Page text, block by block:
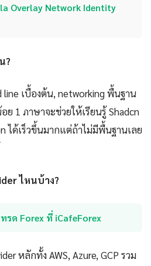
Overlay Network Identity
?
line เบื้องต้น, networking พื้นฐาน
1 ภาษาจะช่วยให้เรียนรู้ Shadcn
ได้เร็วขึ้นมากแต่ถ้าไม่มีพื้นฐานเลย
ไหนบ้าง?
รด Forex ที่ iCafeForex
หลักทั้ง AWS, Azure, GCP รวม